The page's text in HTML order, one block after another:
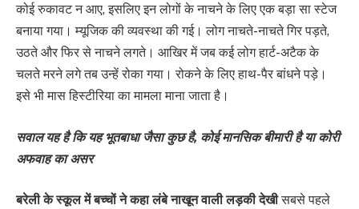
कोई रुकावट न आए, इसलिए इन लोगों के नाचने के लिए एक बड़ा सा स्टेज
बनाया गया। म्यूजिक की व्यवस्था की गई। लोग नाचते-नाचते गिर पड़ते,
उठते और फिर से नाचने लगते। आखिर में जब कई लोग हार्ट-अटैक के
चलते मरने लगे तब उन्हें रोका गया। रोकने के लिए हाथ-पैर बांधने पड़े।
इसे भी मास हिस्टीरिया का मामला माना जाता है।
सवाल यह है कि यह भूतबाधा जैसा कुछ है, कोई मानसिक बीमारी है या कोरी
अफवाह का असर
बरेली के स्कूल में बच्चों ने कहा लंबे नाखून वाली लड़की देखीसबसे पहले